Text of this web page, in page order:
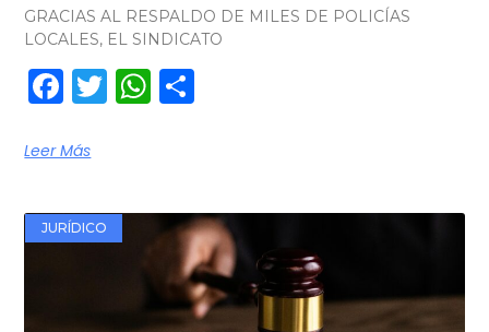
GRACIAS AL RESPALDO DE MILES DE POLICÍAS
LOCALES, EL SINDICATO
Facebook
TwitterWhatsApp
Leer Más
JURÍDICO